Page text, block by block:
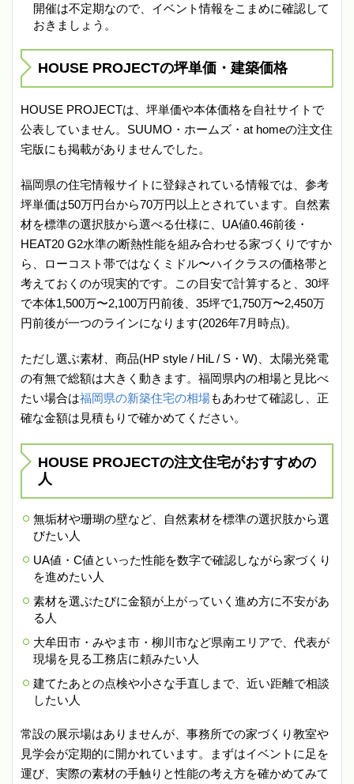
開催は不定期なので、イベント情報をこまめに確認して
おきましょう。
HOUSE PROJECTの坪単価・建築価格
HOUSE PROJECTは、坪単価や本体価格を自社サイトで
公表していません。SUUMO・ホームズ・at homeの注文住
宅版にも掲載がありませんでした。
福岡県の住宅情報サイトに登録されている情報では、参考
坪単価は50万円台から70万円以上とされています。自然素
材を標準の選択肢から選べる仕様に、UA値0.46前後・
HEAT20 G2水準の断熱性能を組み合わせる家づくりですか
ら、ローコスト帯ではなくミドル〜ハイクラスの価格帯と
考えておくのが現実的です。この目安で計算すると、30坪
で本体1,500万〜2,100万円前後、35坪で1,750万〜2,450万
円前後が一つのラインになります(2026年7月時点)。
ただし選ぶ素材、商品(HP style / HiL / S・W)、太陽光発電
の有無で総額は大きく動きます。福岡県内の相場と見比べ
たい場合は福岡県の新築住宅の相場もあわせて確認し、正
確な金額は見積もりで確かめてください。
HOUSE PROJECTの注文住宅がおすすめの
人
無垢材や珊瑚の壁など、自然素材を標準の選択肢から選
びたい人
UA値・C値といった性能を数字で確認しながら家づくり
を進めたい人
素材を選ぶたびに金額が上がっていく進め方に不安があ
る人
大牟田市・みやま市・柳川市など県南エリアで、代表が
現場を見る工務店に頼みたい人
建てたあとの点検や小さな手直しまで、近い距離で相談
したい人
常設の展示場はありませんが、事務所での家づくり教室や
見学会が定期的に開かれています。まずはイベントに足を
運び、実際の素材の手触りと性能の考え方を確かめてみて